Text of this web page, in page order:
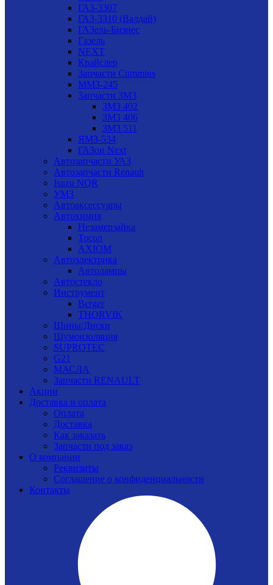
ГАЗ-3307
ГАЗ-3310 (Валдай)
ГАЗель-Бизнес
Газель
NEXT
Крайслер
Запчасти Cummins
ММЗ-245
Запчасти ЗМЗ
ЗМЗ 402
ЗМЗ 406
ЗМЗ 511
ЯМЗ-534
ГАЗон Next
Автозапчасти УАЗ
Автозапчасти Renault
Isuzu NQR
УМЗ
Автоаксессуары
Автохимия
Незамерзайка
Тосол
AXIOM
Автоэлектрика
Автолампы
Автостекло
Инструмент
Berger
THORVIK
Шины/Диски
Шумоизоляция
SUPROTEC
G21
МАСЛА
Запчасти RENAULT
Акции
Доставка и оплата
Оплата
Доставка
Как заказать
Запчасти под заказ
О компании
Реквизиты
Соглашение о конфиденциальности
Контакты